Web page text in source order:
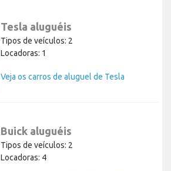
Tesla aluguéis
Tipos de veículos: 2
Locadoras: 1
Veja os carros de aluguel de Tesla
Buick aluguéis
Tipos de veículos: 2
Locadoras: 4